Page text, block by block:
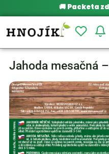
🚚 Packeta
Jahoda mesačná